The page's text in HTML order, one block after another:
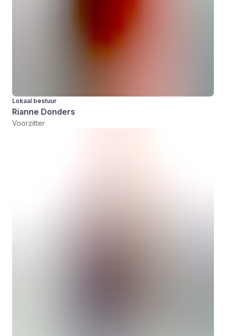
Lokaal bestuur
Rianne Donders
Voorzitter